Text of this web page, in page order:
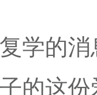
学的消
的这份